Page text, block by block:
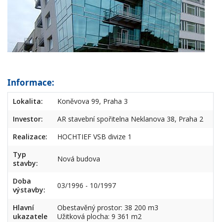
Informace:
Lokalita:
Koněvova 99, Praha 3
Investor:
AR stavební spořitelna Neklanova 38, Praha 2
Realizace:
HOCHTIEF VSB divize 1
Typ
stavby:
Nová budova
Doba
výstavby:
03/1996 - 10/1997
Hlavní
ukazatele
Obestavěný prostor: 38 200 m3
Užitková plocha: 9 361 m2